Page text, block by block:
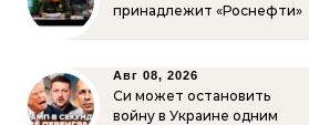
принадлежит «Роснефти»
Авг 08, 2026
Си может остановить
войну в Украине одним